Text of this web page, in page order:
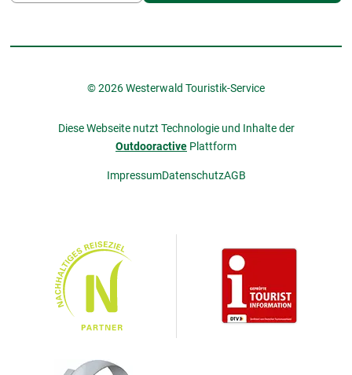
© 2026 Westerwald Touristik-Service
Diese Webseite nutzt Technologie und Inhalte der
Outdooractive Plattform
ImpressumDatenschutzAGB